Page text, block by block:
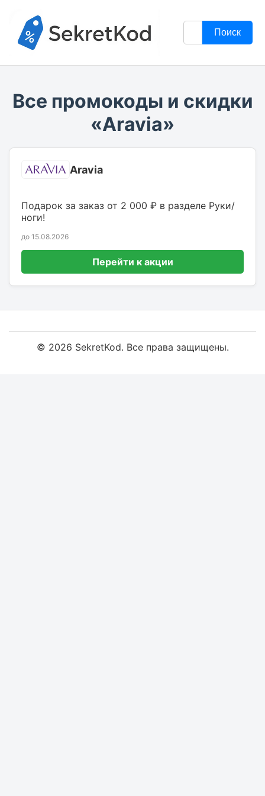
Поиск
Все промокоды и скидки
«Aravia»
Aravia
Подарок за заказ от 2 000 ₽ в разделе Руки/
ноги!
до 15.08.2026
Перейти к акции
© 2026 SekretKod. Все права защищены.